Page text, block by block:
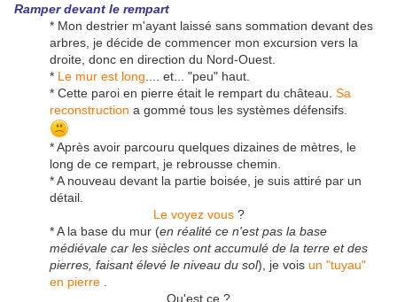
Ramper devant le rempart
* Mon destrier m'ayant laissé sans sommation devant des
arbres, je décide de commencer mon excursion vers la
droite, donc en direction du Nord-Ouest.
* Le mur est long .... et... "peu" haut.
* Cette paroi en pierre était le rempart du château. Sa
reconstruction a gommé tous les systèmes défensifs.
* Après avoir parcouru quelques dizaines de mètres, le
long de ce rempart, je rebrousse chemin.
* A nouveau devant la partie boisée, je suis attiré par un
détail.
Le voyez vous?
* A la base du mur (en réalité ce n'est pas la base
médiévale car les siècles ont accumulé de la terre et des
pierres, faisant élevé le niveau du sol), je vois un "tuyau"
en pierre
Qu'est ce ?